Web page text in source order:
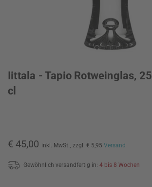
Iittala - Tapio Rotweinglas, 25
cl
€ 45,00 inkl. MwSt., zzgl. € 5,95 Versand
Gewöhnlich versandfertig in: 4 bis 8 Wochen